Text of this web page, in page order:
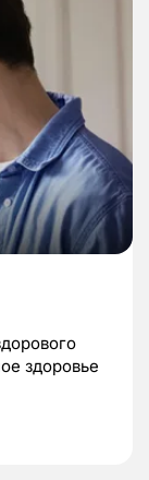
здоровье